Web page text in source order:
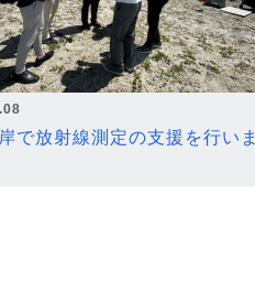
で放射線測定の支援を行いま